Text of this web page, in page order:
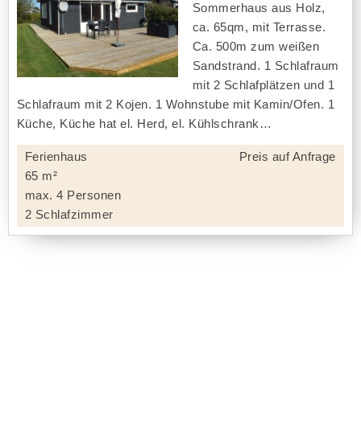
Sommerhaus aus Holz,
ca. 65qm, mit Terrasse.
Ca. 500m zum weißen
Sandstrand. 1 Schlafraum
mit 2 Schlafplätzen und 1
Schlafraum mit 2 Kojen. 1 Wohnstube mit Kamin/Ofen. 1
Küche, Küche hat el. Herd, el. Kühlschrank
Ferienhaus
65 m²
max. 4 Personen
2 Schlafzimmer
Preis auf Anfrage